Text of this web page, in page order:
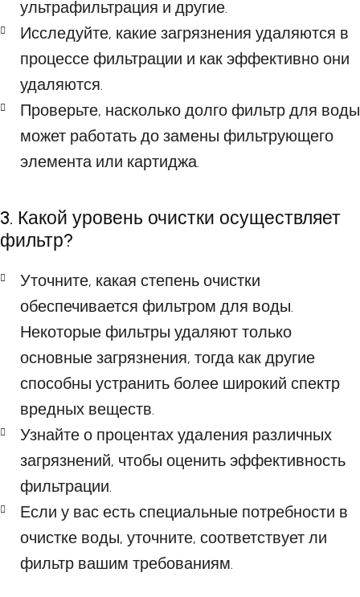
ультрафильтрация и другие.
Исследуйте, какие загрязнения удаляются в
процессе фильтрации и как эффективно они
удаляются.
Проверьте, насколько долго фильтр для воды
может работать до замены фильтрующего
элемента или картиджа.
3. Какой уровень очистки осуществляет
фильтр?
Уточните, какая степень очистки
обеспечивается фильтром для воды.
Некоторые фильтры удаляют только
основные загрязнения, тогда как другие
способны устранить более широкий спектр
вредных веществ.
Узнайте о процентах удаления различных
загрязнений, чтобы оценить эффективность
фильтрации.
Если у вас есть специальные потребности в
очистке воды, уточните, соответствует ли
фильтр вашим требованиям.